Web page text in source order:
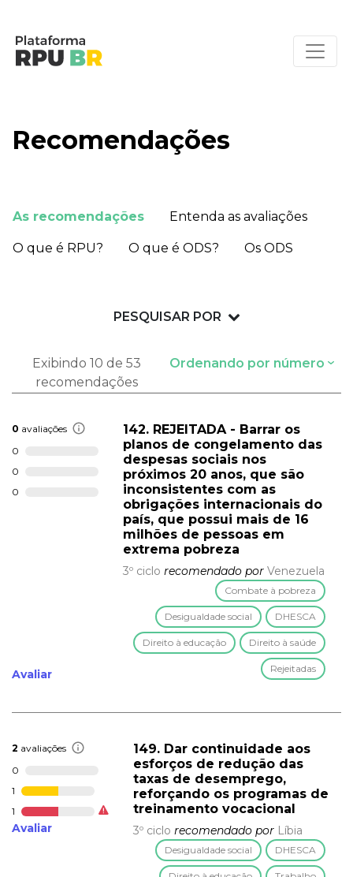
Recomendações
As recomendações Entenda as avaliações
O que é RPU? O que é ODS? Os ODS
PESQUISAR POR
Exibindo 10 de 53
recomendações
Ordenando por número
0 avaliações
0
0
0
Avaliar
142. REJEITADA - Barrar os
planos de congelamento das
despesas sociais nos
próximos 20 anos, que são
inconsistentes com as
obrigações internacionais do
país, que possui mais de 16
milhões de pessoas em
extrema pobreza
3º ciclo recomendado por Venezuela
Combate à pobreza
Desigualdade social DHESCA
Direito à educação Direito à saúde
Rejeitadas
2 avaliações
0
1
1
Avaliar
149. Dar continuidade aos
esforços de redução das
taxas de desemprego,
reforçando os programas de
treinamento vocacional
3º ciclo recomendado por Líbia
Desigualdade social DHESCA